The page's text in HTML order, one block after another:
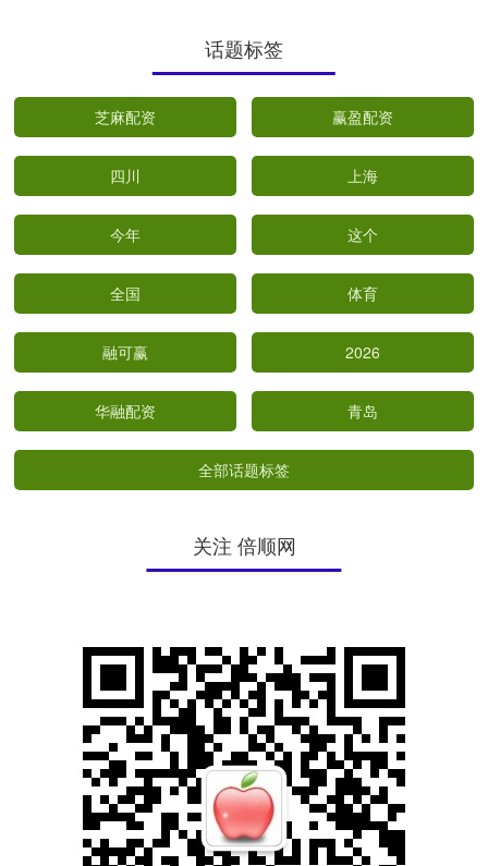
话题标签
芝麻配资 赢盈配资
四川 上海
今年 这个
全国 体育
融可赢 2026
华融配资 青岛
全部话题标签
关注 倍顺网